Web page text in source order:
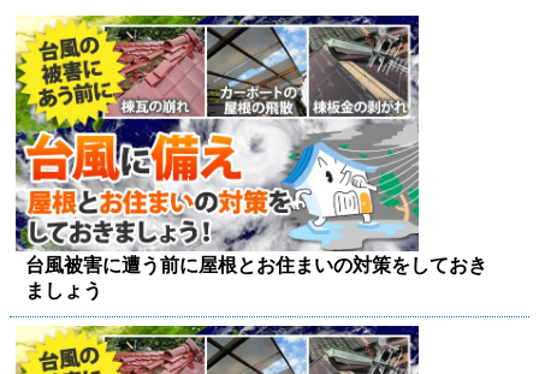
台風被害に遭う前に屋根とお住まいの対策をしておき
ましょう